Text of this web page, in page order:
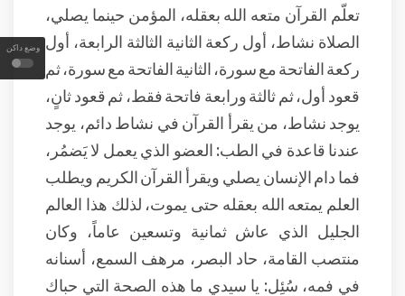
وضع داكن
تعلّم القرآن متعه الله بعقله، المؤمن حينما يصلي،
الصلاة نشاط، أول ركعة الثانية الثالثة الرابعة، أول
ركعة الفاتحة مع سورة، الثانية الفاتحة مع سورة، ثم
قعود أول، ثم ثالثة ورابعة فاتحة فقط، ثم قعود ثانٍ،
يوجد نشاط، من يقرأ القرآن في نشاط دائم، يوجد
عندنا قاعدة في الطب: العضو الذي يعمل لا يَضمُر،
فما دام الإنسان يصلي ويقرأ القرآن الكريم ويطلب
العلم يمتعه الله بعقله حتى يموت، لذلك هذا العالم
الجليل الذي عاش ثمانية وتسعين عاماً، وكان
منتصب القامة، حاد البصر، مرهف السمع، أسنانه
في فمه، سُئِل: يا سيدي ما هذه الصحة التي حباك